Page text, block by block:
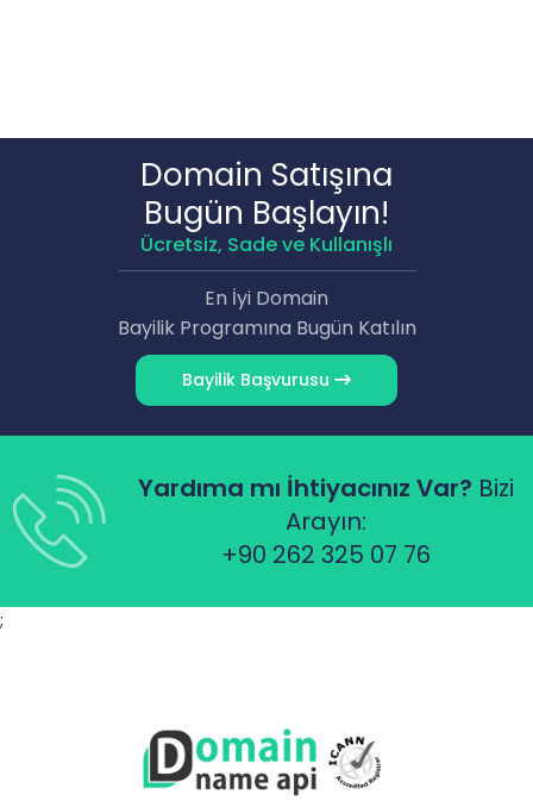
Domain Satışına
Bugün Başlayın!
Ücretsiz, Sade ve Kullanışlı
En İyi Domain
Bayilik Programına Bugün Katılın
Bayilik Başvurusu
Yardıma mı İhtiyacınız Var? Bizi
Arayın:
+90 262 325 07 76
;